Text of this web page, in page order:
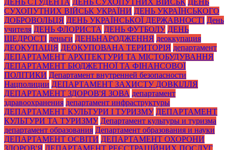
СУХОПУТНИХ ВІЙСЬК УКРАЇНИ ДЕНЬ УКРАЇНСЬКОГО
ДОБРОВОЛЬЦЯ ДЕНЬ УКРАЇНСЬКОЇ ДЕРЖАВНОСТІ День
учителя ДЕНЬ ФЛОРИСТА ДЕНЬ ФУТБОЛУ ДЕНЬ
ЩЕДРОСТІ деньги ДЕНЬНАРОДЖЕННЯ деоккупация
ДЕОКУПАЦІЯ ДЕОКУПОВАНА ТЕРИТОРІЯ департамент
ДЕПАРТАМЕНТ АРХІТЕКТУРИ ТА МІСТОБУДУВАННЯ
ДЕПАРТАМЕНТ БЮДЖЕТНОЇ ТА ФІНАНСОВОЇ
ПОЛІТИКИ Департамент внутренней безопасности
Нацполиции ДЕПАРТАМЕНТ ЗАХИСТУ ДОВКІЛЛЯ
ДЕПАРТАМЕНТ ЗДОРОВ'Я ЗОВА департамент
здравоохранения департамент инфраструктуры
ДЕПАРТАМЕНТ КУЛЬТУРИ І ТУРИЗМУ ДЕПАРТАМЕНТ
КУЛЬТУРИ ТА ТУРИЗМУ Департамент культуры и туризма
департамент образования Департамент образования и науки
ДЕПАРТАМЕНТ ОСВІТИ ДЕПАРТАМЕНТ ОХОРОНИ
ЗДОРОВ'Я ДЕПАРТАМЕНТ РЕЄСТРАЦІЙНИХ ПОСЛУГ